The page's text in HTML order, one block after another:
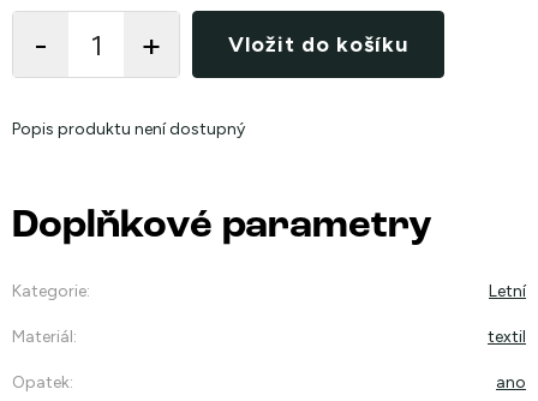
cena:
Vložit do košíku
Popis produktu není dostupný
Doplňkové parametry
Kategorie: Letní
Materiál: textil
Opatek: ano